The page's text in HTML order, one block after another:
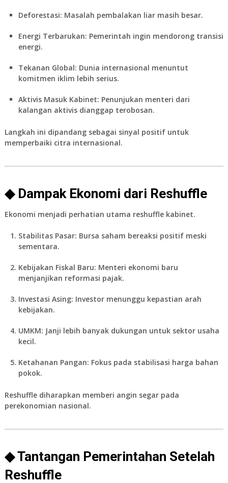
Deforestasi: Masalah pembalakan liar masih besar.
Energi Terbarukan: Pemerintah ingin mendorong transisi
energi.
Tekanan Global: Dunia internasional menuntut
komitmen iklim lebih serius.
Aktivis Masuk Kabinet: Penunjukan menteri dari
kalangan aktivis dianggap terobosan.
Langkah ini dipandang sebagai sinyal positif untuk
memperbaiki citra internasional.
◆ Dampak Ekonomi dari Reshuffle
Ekonomi menjadi perhatian utama reshuffle kabinet.
Stabilitas Pasar: Bursa saham bereaksi positif meski
sementara.
Kebijakan Fiskal Baru: Menteri ekonomi baru
menjanjikan reformasi pajak.
Investasi Asing: Investor menunggu kepastian arah
kebijakan.
UMKM: Janji lebih banyak dukungan untuk sektor usaha
kecil.
Ketahanan Pangan: Fokus pada stabilisasi harga bahan
pokok.
Reshuffle diharapkan memberi angin segar pada
perekonomian nasional.
◆ Tantangan Pemerintahan Setelah
Reshuffle